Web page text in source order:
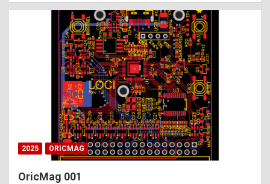
e
b
e
s
t
p
h
o
n
y
2025 ORICMAG
OricMag 001